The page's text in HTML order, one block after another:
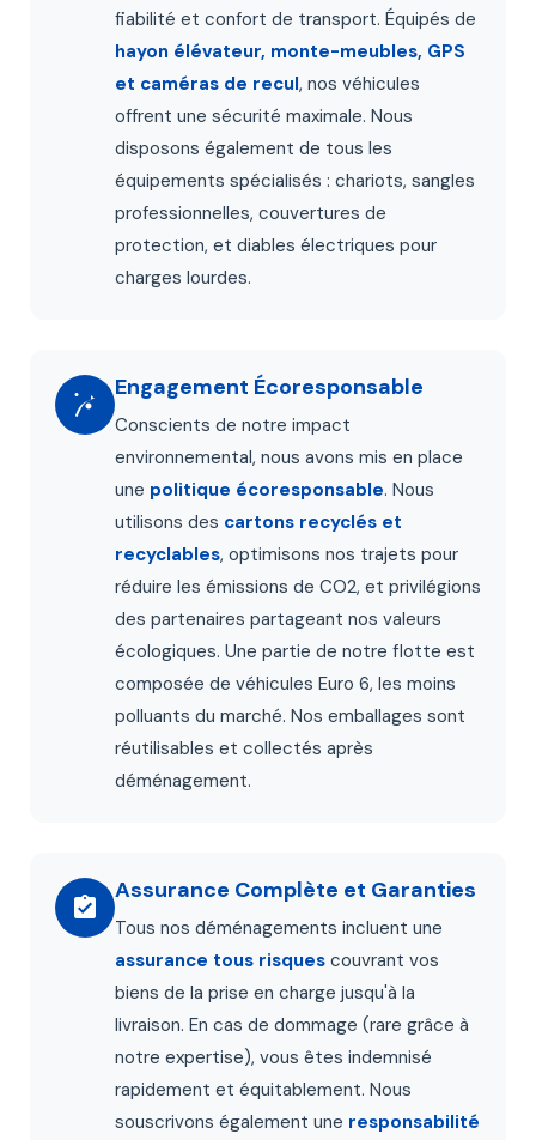
fiabilité et confort de transport. Équipés de
hayon élévateur, monte-meubles, GPS
et caméras de recul, nos véhicules
offrent une sécurité maximale. Nous
disposons également de tous les
équipements spécialisés : chariots, sangles
professionnelles, couvertures de
protection, et diables électriques pour
charges lourdes.
Engagement Écoresponsable
Conscients de notre impact
environnemental, nous avons mis en place
une politique écoresponsable. Nous
utilisons des cartons recyclés et
recyclables, optimisons nos trajets pour
réduire les émissions de CO2, et privilégions
des partenaires partageant nos valeurs
écologiques. Une partie de notre flotte est
composée de véhicules Euro 6, les moins
polluants du marché. Nos emballages sont
réutilisables et collectés après
déménagement.
Assurance Complète et Garanties
Tous nos déménagements incluent une
assurance tous risques couvrant vos
biens de la prise en charge jusqu'à la
livraison. En cas de dommage (rare grâce à
notre expertise), vous êtes indemnisé
rapidement et équitablement. Nous
souscrivons également une responsabilité